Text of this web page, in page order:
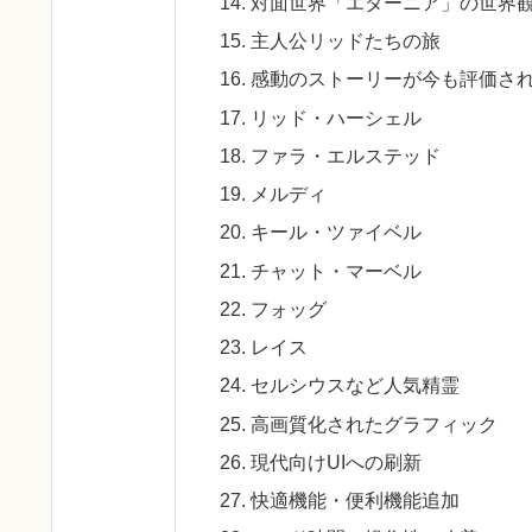
主人公リッドたちの旅
感動のストーリーが今も評価さ
リッド・ハーシェル
ファラ・エルステッド
メルディ
キール・ツァイベル
チャット・マーベル
フォッグ
レイス
セルシウスなど人気精霊
高画質化されたグラフィック
現代向けUIへの刷新
快適機能・便利機能追加